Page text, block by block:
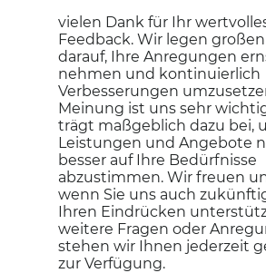
vielen Dank für Ihr
Feedback. Wir legen
darauf, Ihre Anregungen
nehmen und kontinuierlich
Verbesserungen
Meinung ist uns sehr
trägt maßgeblich dazu bei,
Leistungen und Angebote
besser auf Ihre Bedürfnisse
abzustimmen. Wir freuen
wenn Sie uns auch
Ihren Eindrücken
weitere Fragen oder
stehen wir Ihnen jederzeit
zur Verfügung.